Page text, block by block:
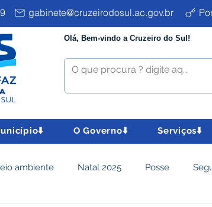
gabinete@cruzeirodosul.ac.gov.br
Olá, Bem-vindo a Cruzeiro do Sul!
O Governo⬇️ Serviços⬇️
ambiente Natal 2025 Posse